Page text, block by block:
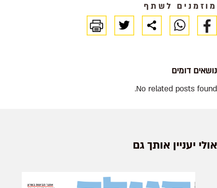
מוזמנים לשתף
נושאים דומים
No related posts found.
אולי יעניין אותך גם